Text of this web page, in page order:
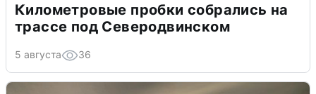
Километровые пробки собрались на
трассе под Северодвинском
5 августа 36